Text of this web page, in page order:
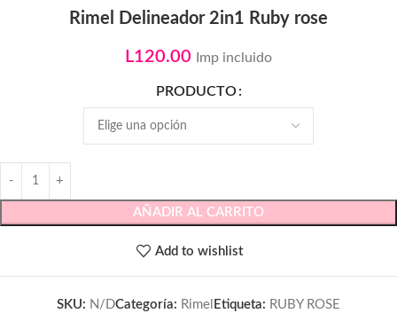
Rimel Delineador 2in1 Ruby rose
L120.00 Imp incluido
PRODUCTO
AÑADIR AL CARRITO
Add to wishlist
SKU: N/DCategoría: Rimel Etiqueta: RUBY ROSE